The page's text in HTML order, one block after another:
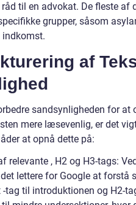
til en advokat. De fleste af
grupper, såsom
indkomst.
af
sandsynligheden for at
mere læsevenlig, er det
at opnå dette på:
relevante , H2 og H3-tags:
lettere for Google at forstå
-tag til introduktionen og H2-